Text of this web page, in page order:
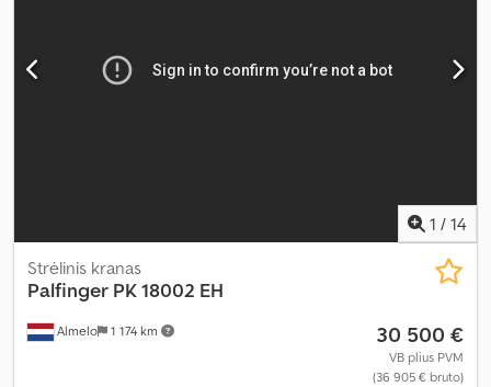
1 / 14
Almelo 1 174 km
Strėlinis kranas
Palfinger PK 18002 EH
30 500 €
VB plius PVM
(36 905 € bruto)